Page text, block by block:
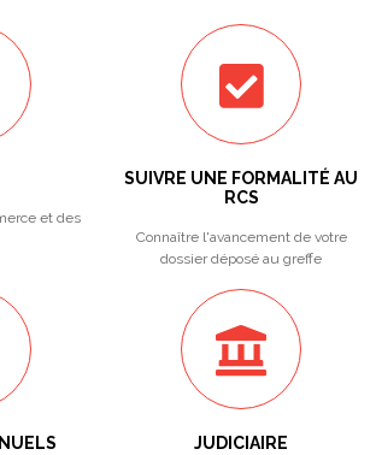
et des
SUIVRE UNE FORMALITÉ AU
RCS
Connaître l'avancement de votre
dossier déposé au greffe
JUDICIAIRE